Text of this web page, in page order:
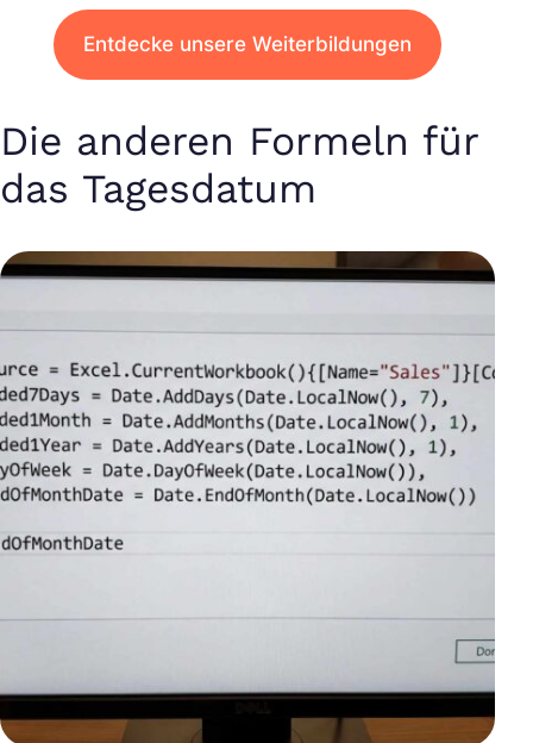
Entdecke unsere Weiterbildungen
Die anderen Formeln für
das Tagesdatum